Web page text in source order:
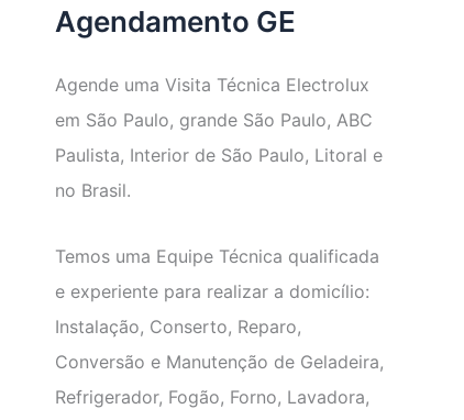
Agendamento GE
Agende uma Visita Técnica Electrolux
em São Paulo, grande São Paulo, ABC
Paulista, Interior de São Paulo, Litoral e
no Brasil.
Temos uma Equipe Técnica qualificada
e experiente para realizar a domicílio:
Instalação, Conserto, Reparo,
Conversão e Manutenção de Geladeira,
Refrigerador, Fogão, Forno, Lavadora,